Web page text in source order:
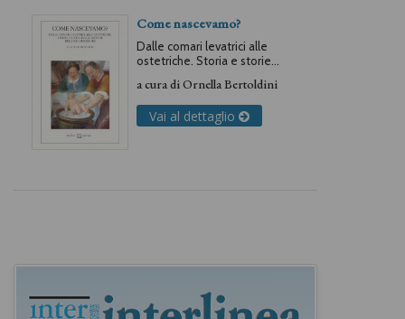
Come nascevamo?
Dalle comari levatrici alle
ostetriche. Storia e storie
Maggiore
a cura diOrnella Bertoldini
Vai al dettaglio